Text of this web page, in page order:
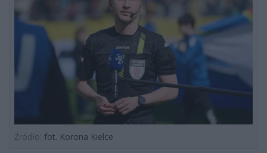
Źródło: fot. Korona Kielce